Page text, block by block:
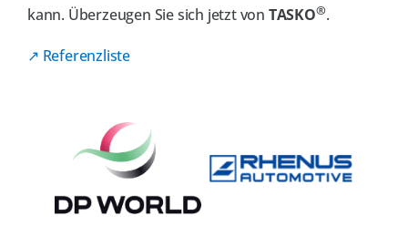
kann. Überzeugen Sie sich jetzt von TASKO®.
↗ Referenzliste